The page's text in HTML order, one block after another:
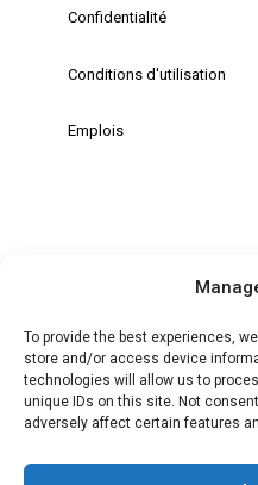
To provide the best experiences,
store and/or access device
technologies will allow us to
unique IDs on this site. Not
adversely affect certain features
Confidentialité
Conditions d'utilisation
Emplois
S'ENREGISTRER